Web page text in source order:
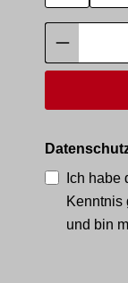
Produkt
Ich habe
Kenntnis
und bin